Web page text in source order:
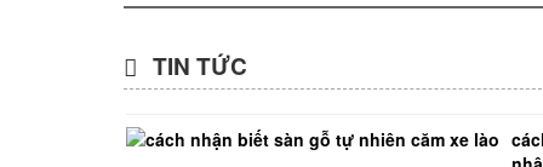
TIN TỨC